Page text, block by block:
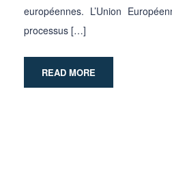
européennes. L’Union
processus […]
READ MORE